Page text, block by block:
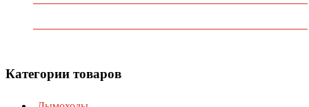
Категории товаров